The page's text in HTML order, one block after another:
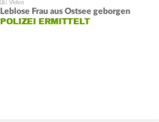
Leblose Frau aus Ostsee geborgen
POLIZEI ERMITTELT